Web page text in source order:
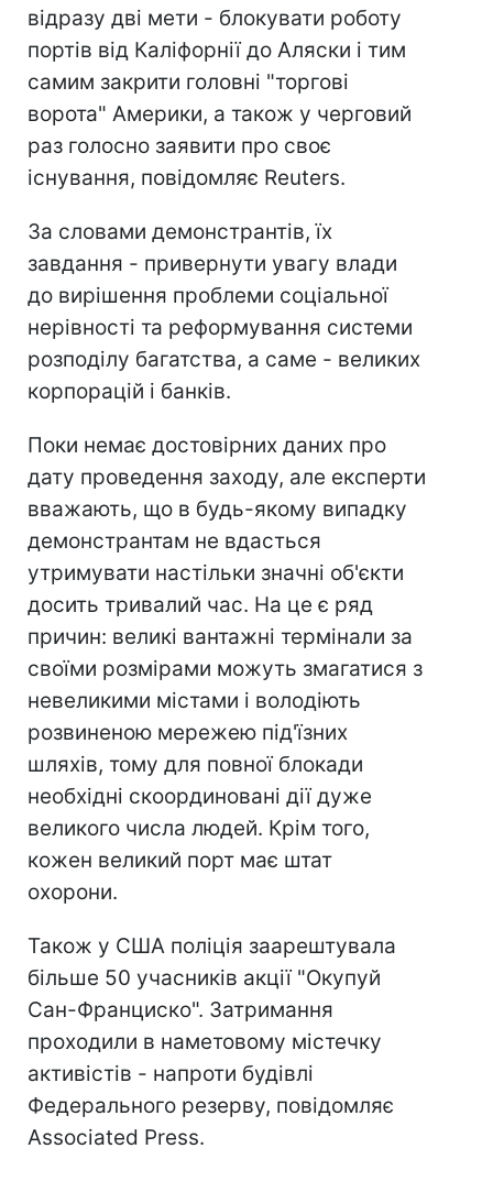
відразу дві мети - блокувати роботу
портів від Каліфорнії до Аляски і тим
самим закрити головні "торгові
ворота" Америки, а також у черговий
раз голосно заявити про своє
існування, повідомляє Reuters.
За словами демонстрантів, їх
завдання - привернути увагу влади
до вирішення проблеми соціальної
нерівності та реформування системи
розподілу багатства, а саме - великих
корпорацій і банків.
Поки немає достовірних даних про
дату проведення заходу, але експерти
вважають, що в будь-якому випадку
демонстрантам не вдасться
утримувати настільки значні об'єкти
досить тривалий час. На це є ряд
причин: великі вантажні термінали за
своїми розмірами можуть змагатися з
невеликими містами і володіють
розвиненою мережею під'їзних
шляхів, тому для повної блокади
необхідні скоординовані дії дуже
великого числа людей. Крім того,
кожен великий порт має штат
охорони.
Також у США поліція заарештувала
більше 50 учасників акції "Окупуй
Сан-Франциско". Затримання
проходили в наметовому містечку
активістів - напроти будівлі
Федерального резерву, повідомляє
Associated Press.